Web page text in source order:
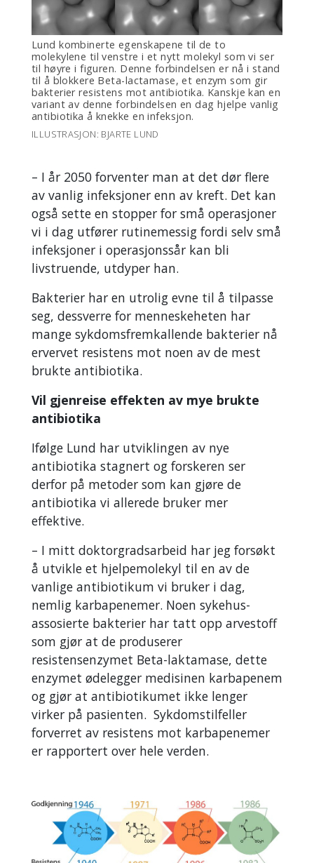
Lund kombinerte egenskapene til de to
molekylene til venstre i et nytt molekyl som vi ser
til høyre i figuren. Denne forbindelsen er nå i stand
til å blokkere Beta-lactamase, et enzym som gir
bakterier resistens mot antibiotika. Kanskje kan en
variant av denne forbindelsen en dag hjelpe vanlig
antibiotika å knekke en infeksjon.
ILLUSTRASJON: BJARTE LUND
– I år 2050 forventer man at det dør flere
av vanlig infeksjoner enn av kreft. Det kan
også sette en stopper for små operasjoner
vi i dag utfører rutinemessig fordi selv små
infeksjoner i operasjonssår kan bli
livstruende, utdyper han.
Bakterier har en utrolig evne til å tilpasse
seg, dessverre for menneskeheten har
mange sykdomsfremkallende bakterier nå
ervervet resistens mot noen av de mest
brukte antibiotika.
Vil gjenreise effekten av mye brukte
antibiotika
Ifølge Lund har utviklingen av nye
antibiotika stagnert og forskeren ser
derfor på metoder som kan gjøre de
antibiotika vi allerede bruker mer
effektive.
– I mitt doktorgradsarbeid har jeg forsøkt
å utvikle et hjelpemolekyl til en av de
vanlige antibiotikum vi bruker i dag,
nemlig karbapenemer. Noen sykehus-
assosierte bakterier har tatt opp arvestoff
som gjør at de produserer
resistensenzymet Beta-laktamase, dette
enzymet ødelegger medisinen karbapenem
og gjør at antibiotikumet ikke lenger
virker på pasienten. Sykdomstilfeller
forverret av resistens mot karbapenemer
er rapportert over hele verden.